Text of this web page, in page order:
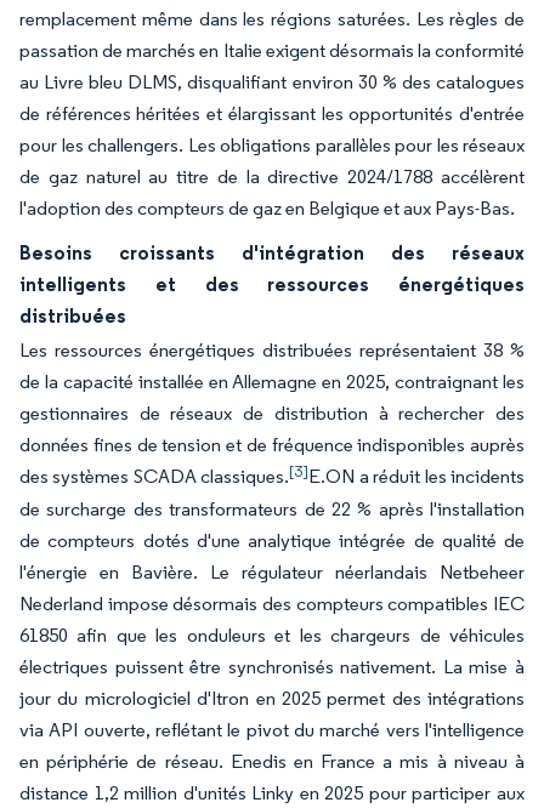
remplacement même dans les régions saturées. Les règles de
passation de marchés en Italie exigent désormais la conformité
au Livre bleu DLMS, disqualifiant environ 30 % des catalogues
de références héritées et élargissant les opportunités d'entrée
pour les challengers. Les obligations parallèles pour les réseaux
de gaz naturel au titre de la directive 2024/1788 accélèrent
l'adoption des compteurs de gaz en Belgique et aux Pays-Bas.
Besoins croissants d'intégration des réseaux
intelligents et des ressources énergétiques
distribuées
Les ressources énergétiques distribuées représentaient 38 %
de la capacité installée en Allemagne en 2025, contraignant les
gestionnaires de réseaux de distribution à rechercher des
données fines de tension et de fréquence indisponibles auprès
des systèmes SCADA classiques.[3]E.ON a réduit les incidents
de surcharge des transformateurs de 22 % après l'installation
de compteurs dotés d'une analytique intégrée de qualité de
l'énergie en Bavière. Le régulateur néerlandais Netbeheer
Nederland impose désormais des compteurs compatibles IEC
61850 afin que les onduleurs et les chargeurs de véhicules
électriques puissent être synchronisés nativement. La mise à
jour du micrologiciel d'Itron en 2025 permet des intégrations
via API ouverte, reflétant le pivot du marché vers l'intelligence
en périphérie de réseau. Enedis en France a mis à niveau à
distance 1,2 million d'unités Linky en 2025 pour participer aux